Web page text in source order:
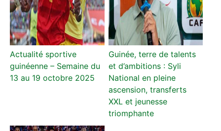
Actualité sportive
guinéenne – Semaine du
13 au 19 octobre 2025
Guinée, terre de talents
et d’ambitions : Syli
National en pleine
ascension, transferts
XXL et jeunesse
triomphante